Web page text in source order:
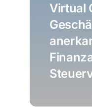
Virtual